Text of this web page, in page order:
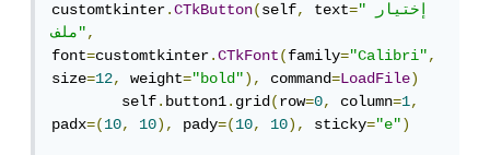
customtkinter.CTkButton(self, text="إختيار
ملف",
font=customtkinter.CTkFont(family="Calibri",
size=12, weight="bold"), command=LoadFile)
        self
.button1.grid(row=0, column=1,
padx=(10, 10), pady=(10, 10), sticky="e")